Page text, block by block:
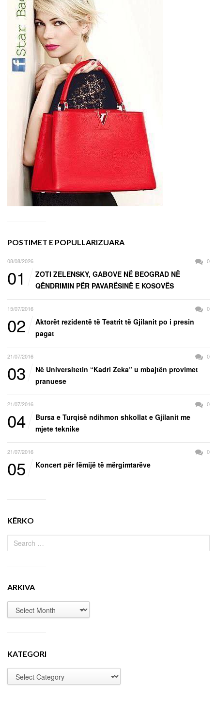
POSTIMET E POPULLARIZUARA
08/08/2026 0
01
ZOTI ZELENSKY, GABOVE NË BEOGRAD NË
QËNDRIMIN PËR PAVARËSINË E KOSOVËS
15/07/2016 0
02
Aktorët rezidentë të Teatrit të Gjilanit po i presin
pagat
21/07/2016 0
03
Në Universitetin “Kadri Zeka” u mbajtën provimet
pranuese
21/07/2016 0
04
Bursa e Turqisë ndihmon shkollat e Gjilanit me
mjete teknike
21/07/2016 0
05 Koncert për fëmijë të mërgimtarëve
KËRKO
ARKIVA
KATEGORI